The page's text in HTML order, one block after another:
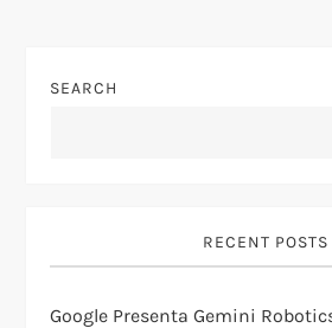
a
a
SEARCH
RECENT POSTS
Google Presenta Gemini